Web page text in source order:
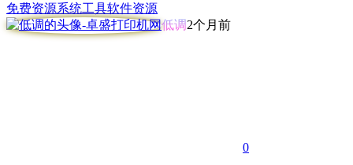
免费资源系统工具软件资源
低调2个月前
0